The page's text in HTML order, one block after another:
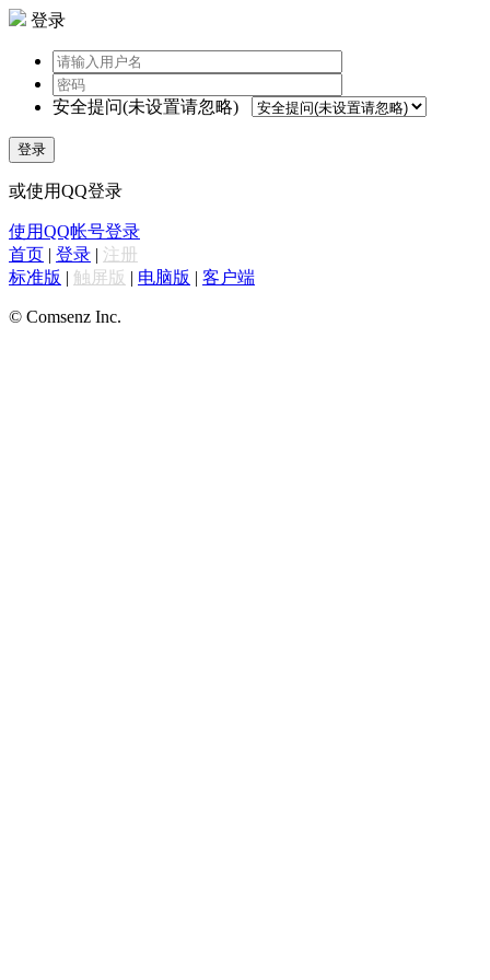
登录
安全提问(未设置请忽略)
登录
或使用QQ登录
使用QQ帐号登录
首页 | 登录 | 注册
标准版 | 触屏版 | 电脑版 | 客户端
© Comsenz Inc.